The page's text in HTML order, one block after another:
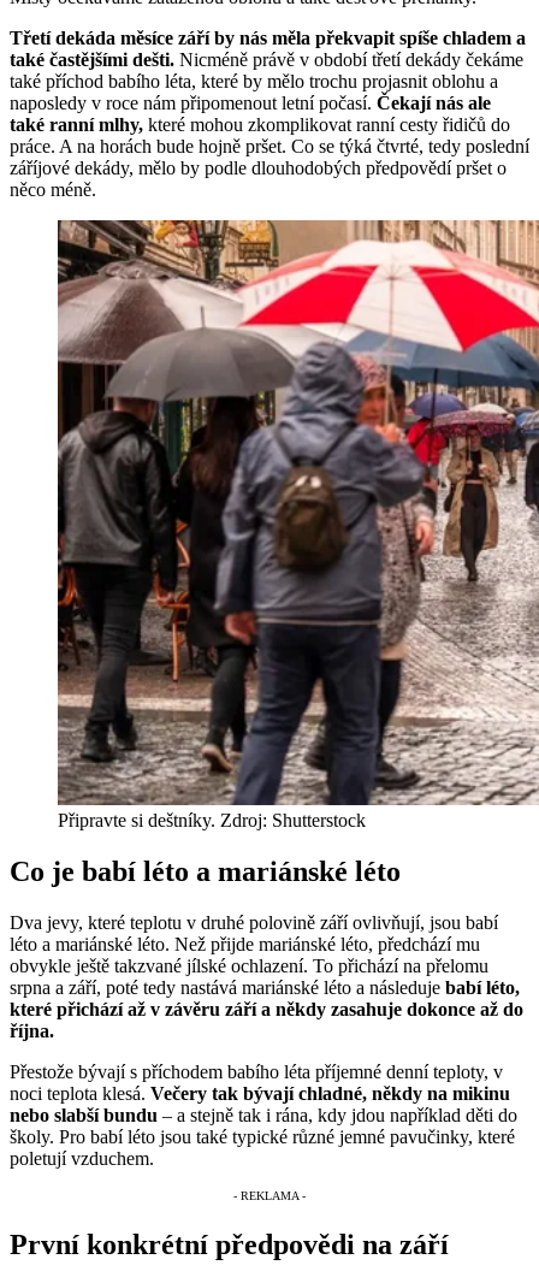
Třetí dekáda měsíce září by nás měla překvapit spíše chladem a
také častějšími dešti. Nicméně právě v období třetí dekády čekáme
také příchod babího léta, které by mělo trochu projasnit oblohu a
naposledy v roce nám připomenout letní počasí. Čekají nás ale
také ranní mlhy, které mohou zkomplikovat ranní cesty řidičů do
práce. A na horách bude hojně pršet. Co se týká čtvrté, tedy poslední
záříjové dekády, mělo by podle dlouhodobých předpovědí pršet o
něco méně.
Připravte si deštníky. Zdroj: Shutterstock
Co je babí léto a mariánské léto
Dva jevy, které teplotu v druhé polovině září ovlivňují, jsou babí
léto a mariánské léto. Než přijde mariánské léto, předchází mu
obvykle ještě takzvané jílské ochlazení. To přichází na přelomu
srpna a září, poté tedy nastává mariánské léto a následuje babí léto,
které přichází až v závěru září a někdy zasahuje dokonce až do
října.
Přestože bývají s příchodem babího léta příjemné denní teploty, v
noci teplota klesá. Večery tak bývají chladné, někdy na mikinu
nebo slabší bundu – a stejně tak i rána, kdy jdou například děti do
školy. Pro babí léto jsou také typické různé jemné pavučinky, které
poletují vzduchem.
První konkrétní předpovědi na září